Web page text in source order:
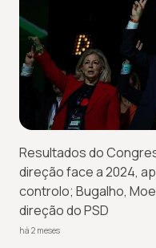
Resultados do
direção face a 2024,
controlo; Bugalho,
direção do PSD
há 2 meses